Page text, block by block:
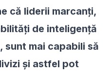
că liderii marcanți,
de inteligență
sunt mai capabili să
și astfel pot